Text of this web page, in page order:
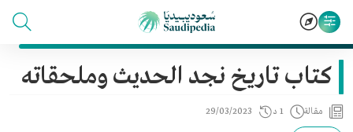
كتاب تاريخ نجد الحديث وملحقاته
مقالة 1 د 29/03/2023